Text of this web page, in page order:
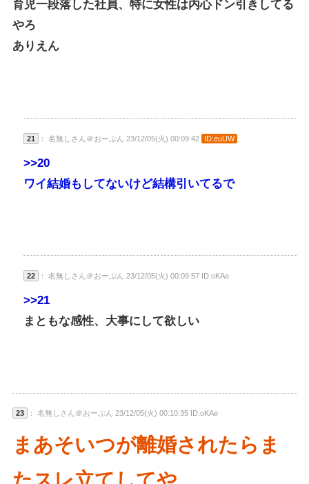
育児一段落した社員、特に女性は内心ドン引きしてる
やろ
ありえん
21 ： 名無しさん＠おーぷん 23/12/05(火) 00:09:42 ID:euUW
>>20
ワイ結婚もしてないけど結構引いてるで
22 ： 名無しさん＠おーぷん 23/12/05(火) 00:09:57 ID:oKAe
>>21
まともな感性、大事にして欲しい
23 ： 名無しさん＠おーぷん 23/12/05(火) 00:10:35 ID:oKAe
まあそいつが離婚されたらま